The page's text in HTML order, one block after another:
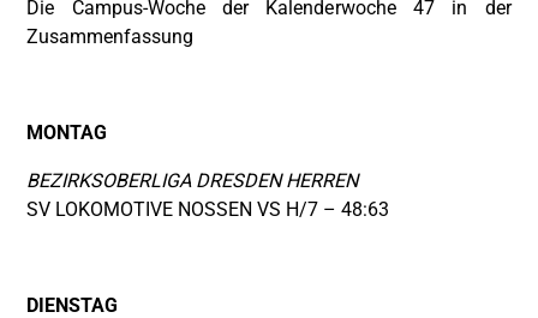
Die Campus-Woche der Kalenderwoche 47 in der
Zusammenfassung
MONTAG
BEZIRKSOBERLIGA DRESDEN HERREN
SV LOKOMOTIVE NOSSEN VS H/7 – 48:63
DIENSTAG